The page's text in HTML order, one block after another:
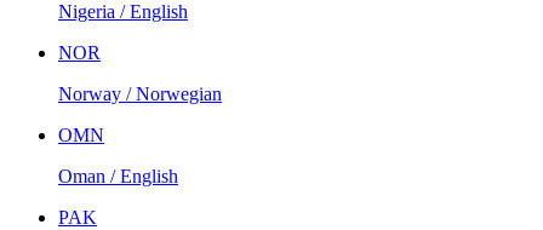
Nigeria / English
NOR
Norway / Norwegian
OMN
Oman / English
PAK